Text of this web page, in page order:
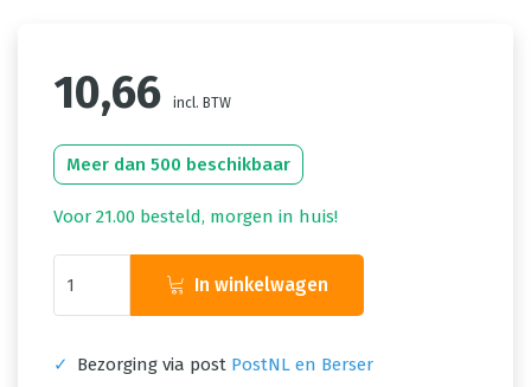
10,66 incl. BTW
Meer dan 500 beschikbaar
Voor 21.00 besteld, morgen in huis!
In winkelwagen
✓ Bezorging via post PostNL en Berser